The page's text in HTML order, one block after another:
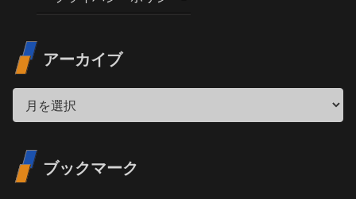
アーカイブ
ブックマーク